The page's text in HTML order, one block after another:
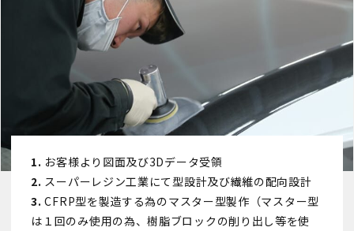
お客様より図面及び3Dデータ受領
スーパーレジン工業にて型設計及び繊維の配向設計
CFRP型を製造する為のマスター型製作（マスター型
は１回のみ使用の為、樹脂ブロックの削り出し等を使